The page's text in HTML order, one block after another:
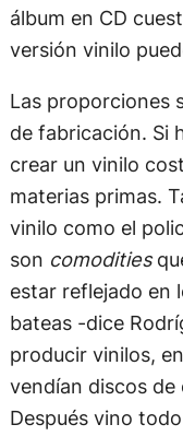
álbum en CD
versión vinilo
Las proporciones
de fabricación. Si
crear un vinilo
materias primas.
vinilo como el
son comodities
estar reflejado en
bateas -dice
producir vinilos,
vendían discos de
Después vino